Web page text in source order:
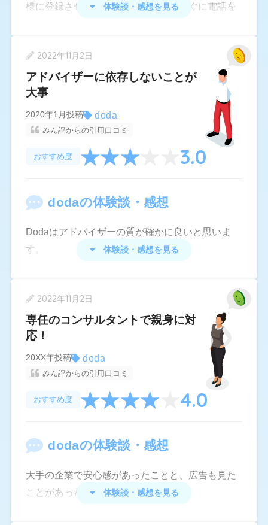
様に登録させて頂きました。登録後すぐに電話を
為12月末〜1月前半が繁盛期ということで1月中頃
から動き出したいとお伝えしたところ1月中頃にな
ったらご連絡させていただきますとの言葉から一
切連絡が来ませんでした。こちらからご連絡頂き
たいですと連絡しても一切なし。その割にメール
配信だけは毎日届きます。働きたいと思わない職
種も勧めてきます。連絡を待っていた期間とても
体験談・感想を見る
2022年11月2日
アドバイザーに依存しないことが
大事
2020年1月投稿 doda
みん評からの引用口コミ
おすすめ度 3.0
dodaの体験談・感想
Dodaはアドバイザーの質が確かに良いと思いま
す。
考後の企業へのフォローなどは、サポートは手厚
悪い点としては、
紹介求人が自動紹介になりがち。
企業の内部事情に詳しくない。
内定を取った企業がB体質でもあっても、承諾さ
（内定した企業を選べる条件であれば、別。）
い。
体験談・感想を見る
2022年11月2日
専任のコンサルタントで親身に対
応！
20XX年投稿 doda
みん評からの引用口コミ
おすすめ度 4.0
dodaの体験談・感想
大手の企業で安心感があったことと、広告も見た
ことがあったので使用しました。
体験談・感想を見る